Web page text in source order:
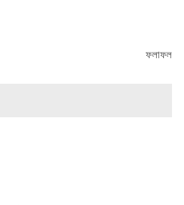
ফলাফল